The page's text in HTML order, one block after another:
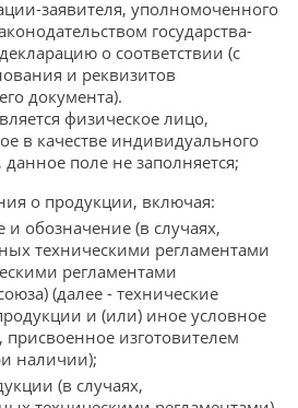
заявителя, уполномоченного
государства-
о соответствии (с
и реквизитов
документа).
физическое лицо,
в качестве индивидуального
поле не заполняется;
о продукции, включая:
обозначение (в случаях,
техническими регламентами
регламентами
(далее - технические
и (или) иное условное
изготовителем
наличии);
(в случаях,